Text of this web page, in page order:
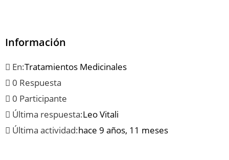
Información
En:Tratamientos Medicinales
0 Respuesta
0 Participante
Última respuesta:Leo Vitali
Última actividad:hace 9 años, 11 meses